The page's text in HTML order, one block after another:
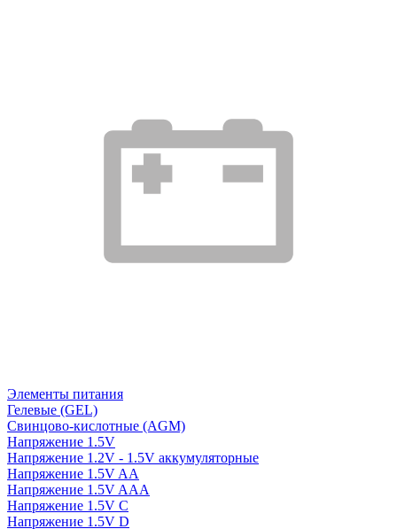
Элементы питания
Гелевые (GEL)
Свинцово-кислотные (AGM)
Напряжение 1.5V
Напряжение 1.2V - 1.5V аккумуляторные
Напряжение 1.5V AA
Напряжение 1.5V AAA
Напряжение 1.5V C
Напряжение 1.5V D